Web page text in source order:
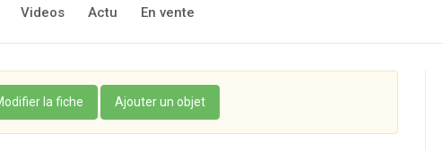
Videos Actu En vente
la fiche Ajouter un objet